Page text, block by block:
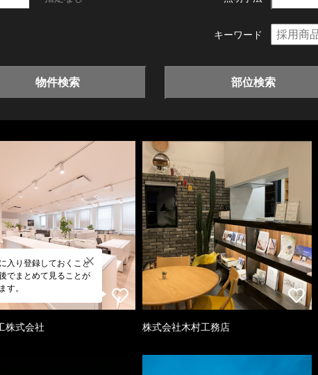
キーワード
物件検索 部位検索
入り登録しておくこと
でまとめて見ることが
す。
株式会社 株式会社木村工務店